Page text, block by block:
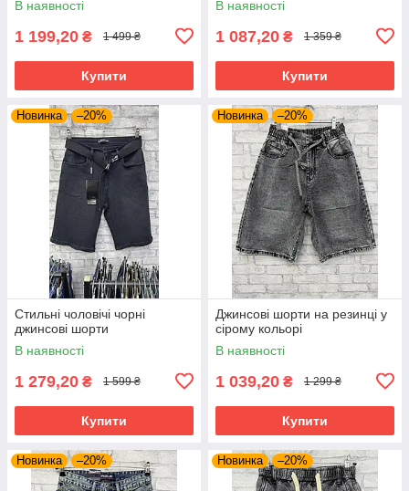
В наявності
1 199,20 ₴ 1 499 ₴
Купити
В наявності
1 087,20 ₴ 1 359 ₴
Купити
Новинка –20%
Стильні чоловічі чорні
джинсові шорти
В наявності
1 279,20 ₴ 1 599 ₴
Купити
Новинка –20%
Джинсові шорти на резинці у
сірому кольорі
В наявності
1 039,20 ₴ 1 299 ₴
Купити
Новинка –20% Новинка –20%